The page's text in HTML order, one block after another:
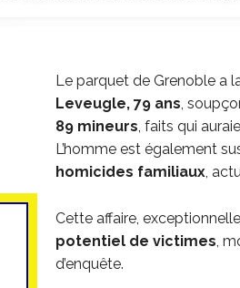
Le parquet de Grenoble a
Leveugle, 79 ans ,
89 mineurs , faits qui
L’homme est également
homicides familiaux,
Cette affaire,
potentiel de victimes ,
d’enquête.